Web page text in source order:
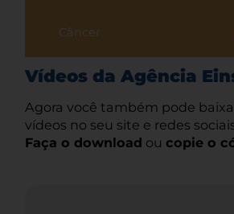
Câncer
Vídeos da Agência
Agora você também pode
vídeos no seu site e redes
Faça o download ou copie o